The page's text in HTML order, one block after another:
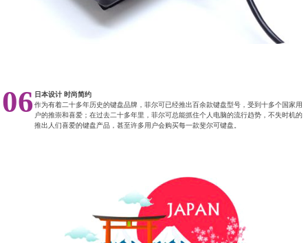
06 日本设计 时尚简约
作为有着二十多年历史的键盘品牌，菲尔可已经推出百余款键盘型号，受到十多个国家用
户的推崇和喜爱；在过去二十多年里，菲尔可总能抓住个人电脑的流行趋势，不失时机的
推出人们喜爱的键盘产品，甚至许多用户会购买每一款斐尔可键盘。